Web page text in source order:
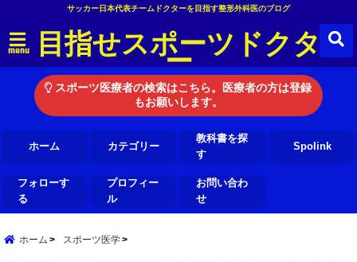
サッカー日本代表チームドクターを目指す整形外科医のブログ
menu 目指せスポーツドクタ
ー
スポーツ医療者の検索はこちら。医療者の方は登録
もお願いします。
ホーム カテゴリー
教科書を探
す
Spolink
フォローす
る
プロフィー
ル
お問い合わ
せ
ホーム スポーツ医学